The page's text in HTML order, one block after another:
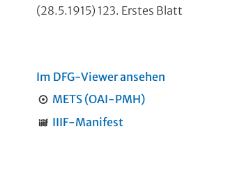
(28.5.1915) 123. Erstes Blatt
Im DFG-Viewer ansehen
METS (OAI-PMH)
IIIF-Manifest